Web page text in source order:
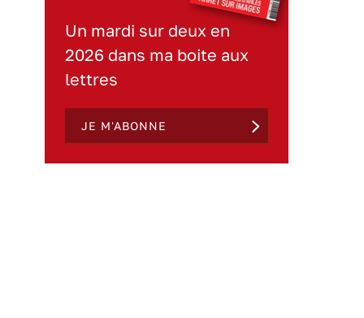
Un mardi sur deux en
2026 dans ma boite aux
lettres
JE M'ABONNE